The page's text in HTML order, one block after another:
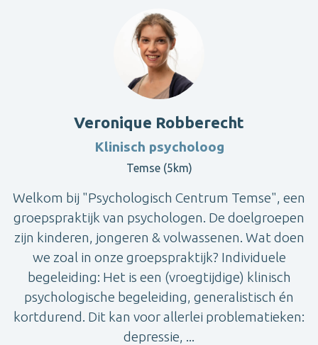
Veronique Robberecht
Klinisch psycholoog
Temse (5km)
Welkom bij "Psychologisch Centrum Temse", een
groepspraktijk van psychologen. De doelgroepen
zijn kinderen, jongeren & volwassenen. Wat doen
we zoal in onze groepspraktijk? Individuele
begeleiding: Het is een (vroegtijdige) klinisch
psychologische begeleiding, generalistisch én
kortdurend. Dit kan voor allerlei problematieken:
depressie, ...